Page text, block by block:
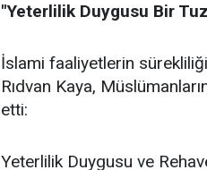
"Yeterlilik Duygusu Bir
İslami faaliyetlerin
Rıdvan Kaya,
etti:
Yeterlilik Duygusu ve